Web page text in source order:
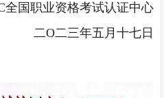
全国职业资格考试认证中心
二О二三年五月十七日